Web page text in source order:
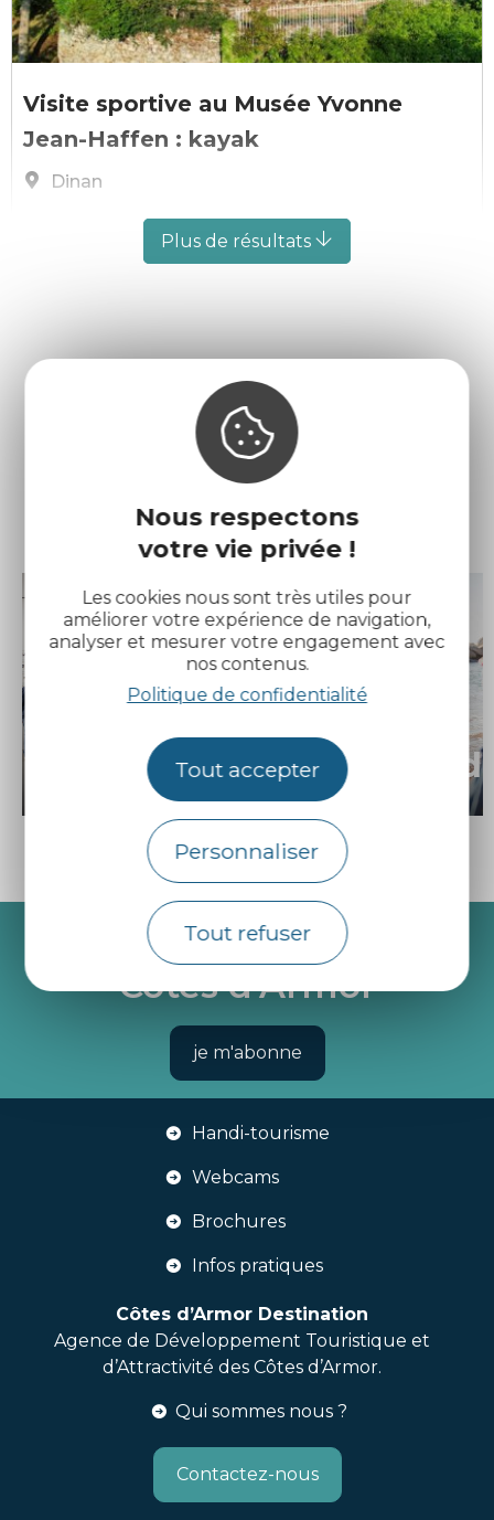
Nous respectons
votre vie privée !
Les cookies nous sont très utiles pour
améliorer votre expérience de navigation,
analyser et mesurer votre engagement avec
nos contenus.
Politique de confidentialité
Tout accepter
Personnaliser
Tout refuser
© Ville de Dinan
Visite sportive au Musée Yvonne
Jean-Haffen : kayak
Dinan
Le 8 août 2026Plus de résultats
en Côtes
d'Armor ?
grandes
expositions
Recevez l’actualité des
Côtes d’Armor
je m'abonne
Handi-tourisme
Webcams
Brochures
Infos pratiques
Côtes d’Armor Destination
Agence de Développement Touristique et
d’Attractivité des Côtes d’Armor.
Qui sommes nous ?
Contactez-nous